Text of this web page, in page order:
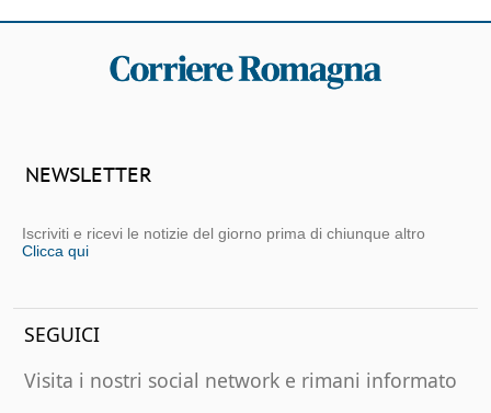
NEWSLETTER
Iscriviti e ricevi le notizie del giorno prima di chiunque altro
Clicca qui
SEGUICI
Visita i nostri social network e rimani informato